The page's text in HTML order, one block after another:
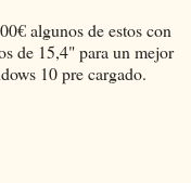
algunos de estos con
de 15,4" para un mejor
10 pre cargado.